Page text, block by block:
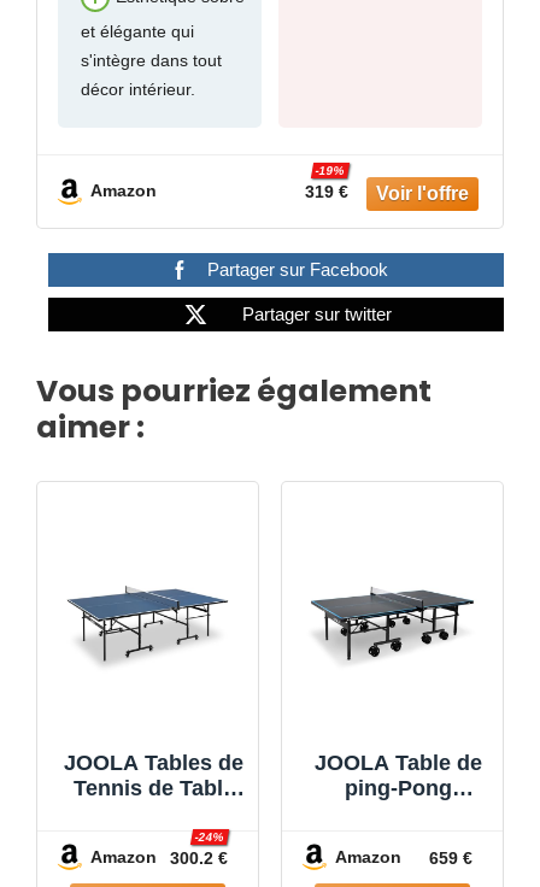
et élégante qui
s'intègre dans tout
décor intérieur.
Amazon 319 €
-19%
Partager sur Facebook
Partager sur twitter
Vous pourriez également
aimer :
JOOLA Tables de
Tennis de Table
Adult, Table de
ping-Pong
Amazon 300.2 €
-24%
JOOLA Table de
ping-Pong
en Aluminium 6
Amazon 659 €